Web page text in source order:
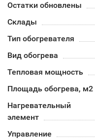
Остатки обновлены
Склады
Тип обогревателя
Вид обогрева
Тепловая мощность
Площадь обогрева, м2
Нагревательный
элемент
Управление